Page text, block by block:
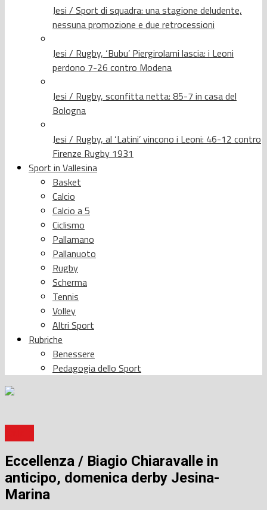
Jesi / Sport di squadra: una stagione deludente,
nessuna promozione e due retrocessioni
Jesi / Rugby, ‘Bubu’ Piergirolami lascia: i Leoni
perdono 7-26 contro Modena
Jesi / Rugby, sconfitta netta: 85-7 in casa del
Bologna
Jesi / Rugby, al ‘Latini’ vincono i Leoni: 46-12 contro
Firenze Rugby 1931
Sport in Vallesina
Basket
Calcio
Calcio a 5
Ciclismo
Pallamano
Pallanuoto
Rugby
Scherma
Tennis
Volley
Altri Sport
Rubriche
Benessere
Pedagogia dello Sport
Eccellenza / Biagio Chiaravalle in
anticipo, domenica derby Jesina-
Marina